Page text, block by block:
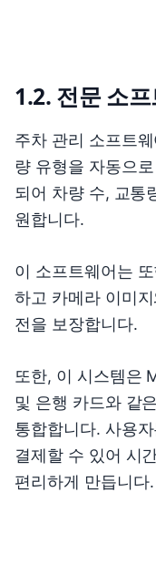
1.2. 전문 소
주차 관리 소프트
량 유형을 자동으
되어 차량 수, 교통
원합니다.
이 소프트웨어는
하고 카메라 이미
전을 보장합니다.
또한, 이 시스템은
및 은행 카드와 같
통합합니다. 사용
결제할 수 있어 시
편리하게 만듭니다.